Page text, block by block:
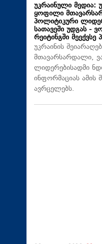
უკრაინული მედია:
ყოფილი
პოლიტიკური
სათავეში უდგას -
რეიტინგში მეექვსე
უკრაინის
მთავარსარდალი,
ლიდერებისადმი
ინფორმაციას ამის
ავრცელებს.